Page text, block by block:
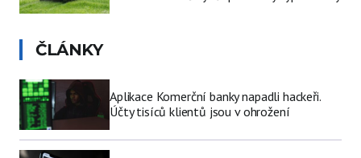
ČLÁNKY
Aplikace Komerční banky napadli hackeři.
Účty tisíců klientů jsou v ohrožení